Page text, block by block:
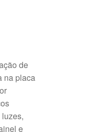
de
na placa
e